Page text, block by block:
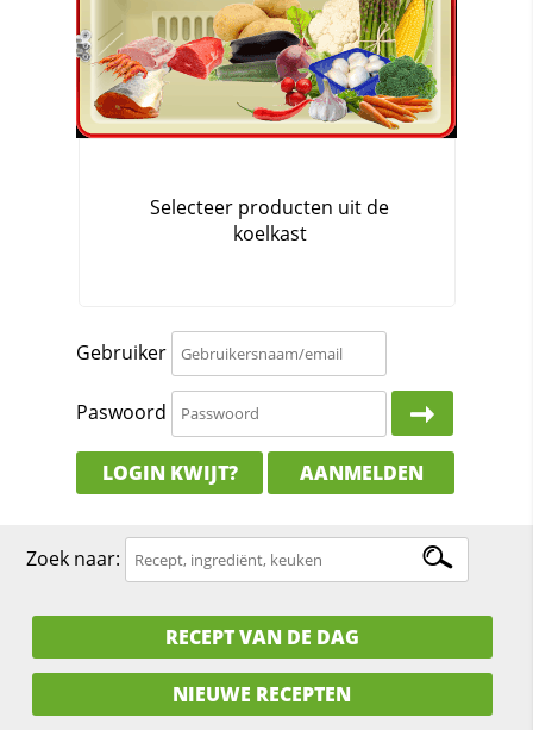
Gebruiker
Paswoord
LOGIN KWIJT? AANMELDEN
Zoek naar:
RECEPT VAN DE DAG
NIEUWE RECEPTEN